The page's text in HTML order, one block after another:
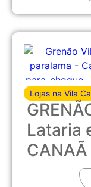
Lojas na Vila
Lataria
CANAÃ